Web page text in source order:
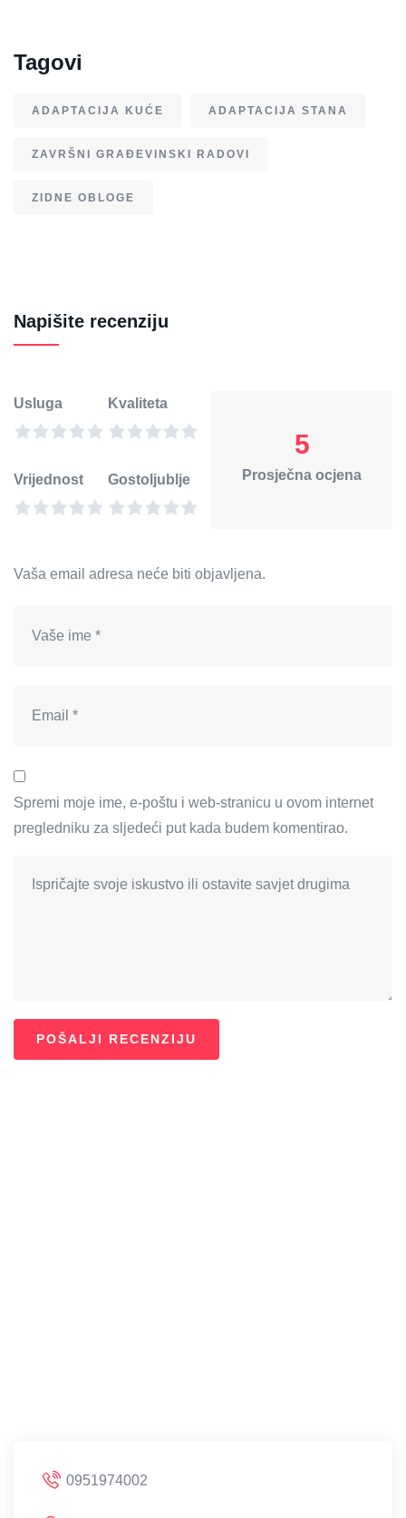
Tagovi
ADAPTACIJA KUĆE ADAPTACIJA STANA
ZAVRŠNI GRAĐEVINSKI RADOVI
ZIDNE OBLOGE
Napišite recenziju
Usluga Kvaliteta
Vrijednost Gostoljublje
5
Prosječna ocjena
Vaša email adresa neće biti objavljena.
Spremi moje ime, e-poštu i web-stranicu u ovom internet
pregledniku za sljedeći put kada budem komentirao.
0951974002